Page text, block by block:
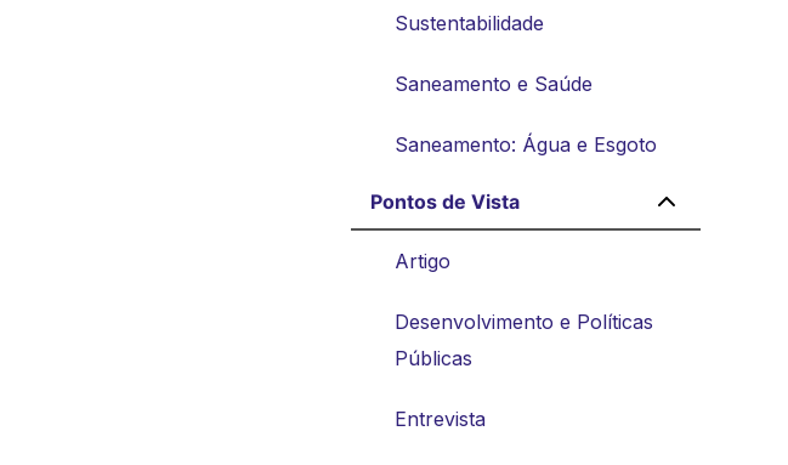
Sustentabilidade
Saneamento e Saúde
Saneamento: Água e Esgoto
Pontos de Vista
Artigo
Desenvolvimento e Políticas
Públicas
Entrevista